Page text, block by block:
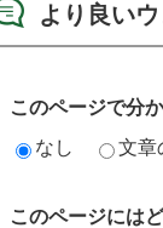
より良い
このページで分
なし
文章
このページには